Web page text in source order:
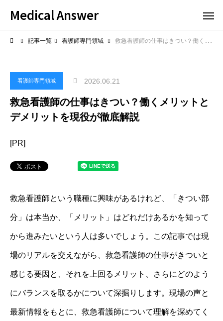
Medical Answer
記事一覧 看護師専門領域 救急看護師の仕事はきつい？働くメリットとデメリットを現役が徹底解説
看護師専門領域 2026.06.21
救急看護師の仕事はきつい？働くメリットと
デメリットを現役が徹底解説
[PR]
救急看護師という職種に興味があるけれど、「きつい部
分」は本当か、「メリット」はどれだけあるかを知って
から進みたいという人は多いでしょう。この記事では現
場のリアルを交えながら、救急看護師の仕事がきついと
感じる要因と、それを上回るメリット、さらにどのよう
にバランスを取るかについて深掘りします。現場の声と
最新情報をもとに、救急看護師について理解を深めてく